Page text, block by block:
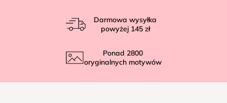
Darmowa wysyłka
powyżej 145 zł
Ponad 2800
oryginalnych motywów